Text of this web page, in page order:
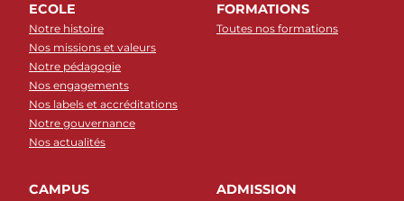
ECOLE
Notre histoire
Nos missions et valeurs
Notre pédagogie
Nos engagements
Nos labels et accréditations
Notre gouvernance
Nos actualités
FORMATIONS
Toutes nos formations
CAMPUS ADMISSION